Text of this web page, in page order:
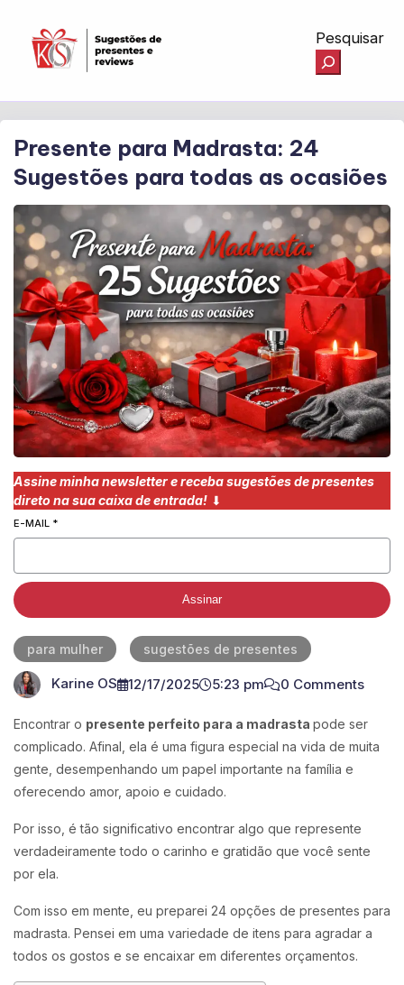
Pesquisar
Presente para Madrasta: 24
Sugestões para todas as ocasiões
Assine minha newsletter e receba sugestões de presentes
direto na sua caixa de entrada! ⬇︎
E-MAIL *
Assinar
para mulher sugestões de presentes
Karine OS 12/17/2025 5:23 pm 0 Comments
Encontrar o presente perfeito para a madrasta pode ser
complicado. Afinal, ela é uma figura especial na vida de muita
gente, desempenhando um papel importante na família e
oferecendo amor, apoio e cuidado.
Por isso, é tão significativo encontrar algo que represente
verdadeiramente todo o carinho e gratidão que você sente
por ela.
Com isso em mente, eu preparei 24 opções de presentes para
madrasta. Pensei em uma variedade de itens para agradar a
todos os gostos e se encaixar em diferentes orçamentos.